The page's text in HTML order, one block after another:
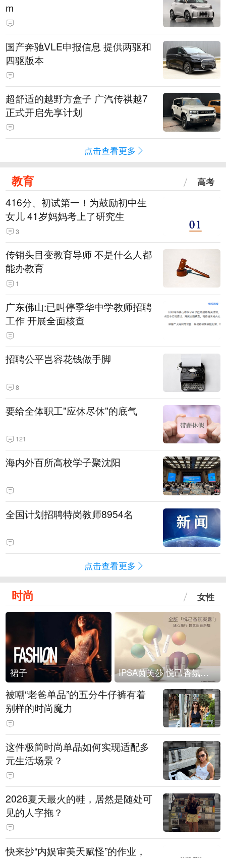
m
国产奔驰VLE申报信息 提供两驱和
四驱版本
超舒适的越野方盒子 广汽传祺越7
正式开启先享计划
点击查看更多
教育 高考
416分、初试第一！为鼓励初中生
女儿 41岁妈妈考上了研究生
3
传销头目变教育导师 不是什么人都
能办教育
1
广东佛山:已叫停季华中学教师招聘
工作 开展全面核查
招聘公平岂容花钱做手脚
8
要给全体职工"应休尽休"的底气
121
海内外百所高校学子聚沈阳
全国计划招聘特岗教师8954名
点击查看更多
时尚 女性
裙子 IPSA茵芙莎 悦己香氛凝露上市
被嘲“老爸单品”的五分牛仔裤有着
别样的时尚魔力
这件极简时尚单品如何实现适配多
元生活场景？
2026夏天最火的鞋，居然是随处可
见的人字拖？
快来抄“内娱审美天赋怪”的作业，